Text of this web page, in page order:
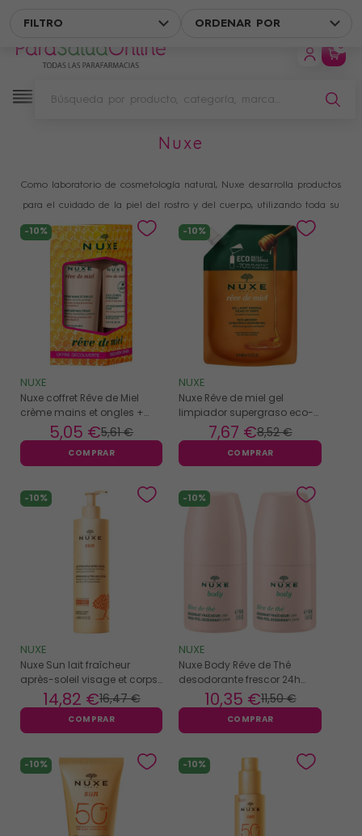
0
Filtro
ORDENAR POR
FILTRO
nuxe
Como laboratorio de cosmetología natural, Nuxe desarrolla productos
para el cuidado de la piel del rostro y del cuerpo, utilizando toda su
experiencia para hacerte "naturalmente bella".
-10%
NUXE
Nuxe coffret Rêve de Miel
crème mains et ongles +
stick lèvres hydratant
5,61 €
5,05 €
COMPRAR
-10%
NUXE
Nuxe Rêve de miel gel
limpiador supergraso eco-
refill 400ml
8,52 €
7,67 €
COMPRAR
-10%
NUXE
Nuxe Sun lait fraîcheur
après-soleil visage et corps
400ml
16,47 €
14,82 €
COMPRAR
-10%
NUXE
Nuxe Body Rêve de Thé
desodorante frescor 24h
pack 2x50ml
11,50 €
10,35 €
COMPRAR
-10% -10%